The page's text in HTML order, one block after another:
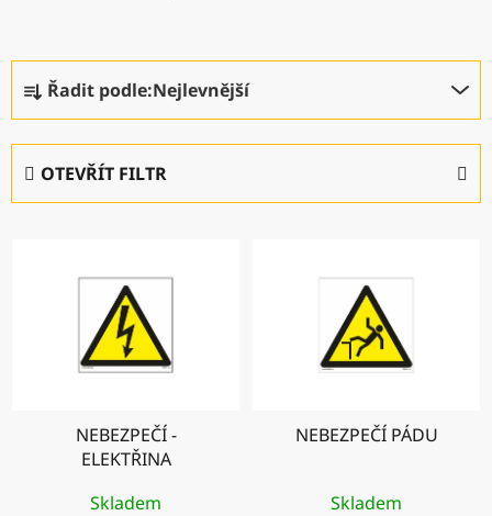
Ř
z
Řadit podle:Nejlevnější
OTEVŘÍT FILTR
NEBEZPEČÍ -
ELEKTŘINA
Skladem
NEBEZPEČÍ PÁDU
Skladem